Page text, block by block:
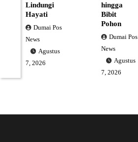
Lindungi
Hayati
Dumai Pos
News
Agustus
7, 2026
hingga
Bibit
Pohon
Dumai Pos
News
Agustus
7, 2026